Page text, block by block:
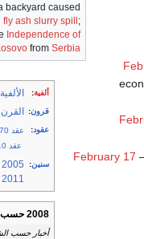
backyard caused
ash slurry spill;
Independence of
from Serbia
ألفية: الألفية 3
قرون: القرن 20
عقود: عقد 1970
عقد 2010
سنين:
2005
2011
2008 حسب الموضوع:
أخبار حسب
February 17